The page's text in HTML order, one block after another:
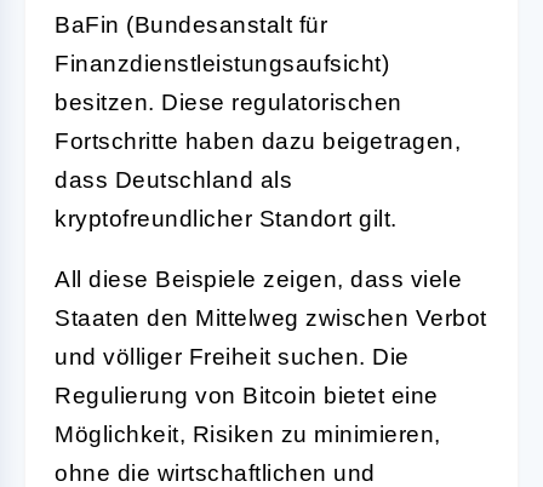
BaFin (Bundesanstalt für
Finanzdienstleistungsaufsicht)
besitzen. Diese regulatorischen
Fortschritte haben dazu beigetragen,
dass Deutschland als
kryptofreundlicher Standort gilt.
All diese Beispiele zeigen, dass viele
Staaten den Mittelweg zwischen Verbot
und völliger Freiheit suchen. Die
Regulierung von Bitcoin bietet eine
Möglichkeit, Risiken zu minimieren,
ohne die wirtschaftlichen und